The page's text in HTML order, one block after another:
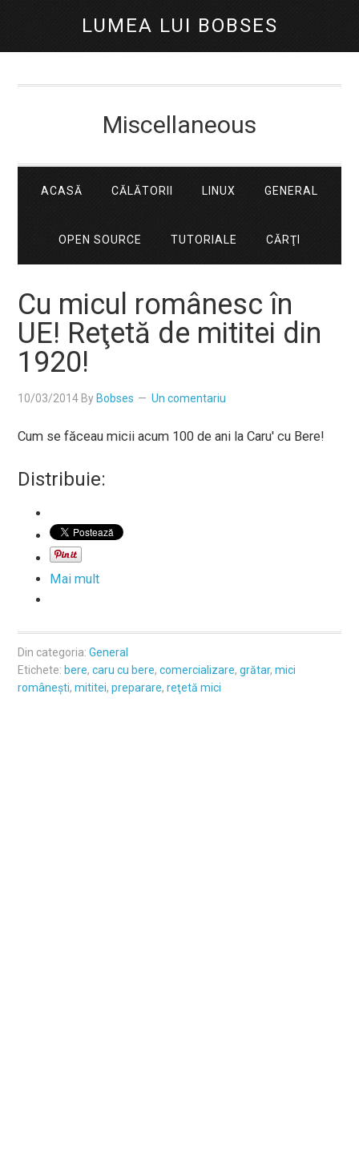
LUMEA LUI BOBSES
Miscellaneous
ACASĂ CĂLĂTORII LINUX GENERAL
OPEN SOURCE TUTORIALE CĂRŢI
Cu micul românesc în
UE! Reţetă de mititei din
1920!
10/03/2014 By Bobses Un comentariu
Cum se făceau micii acum 100 de ani la Caru' cu Bere!
Distribuie:
Mai mult
Din categoria:General
Etichete: bere,caru cu bere,comercializare,grătar,mici
româneşti,mititei,preparare,reţetă mici